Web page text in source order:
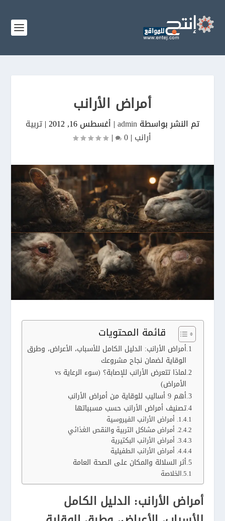
أمراض الأرانب
تم النشر بواسطةadmin
| أغسطس 16, 2012 |تربية
أرانب |
0
|
قائمة المحتويات
أمراض الأرانب: الدليل الكامل للأسباب، الأعراض، وطرق
الوقاية لضمان نجاح مشروعك
لماذا تتعرض الأرانب للإصابة؟ (سوء الرعاية vs
الأمراض)
أهم 9 أساليب للوقاية من أمراض الأرانب
تصنيف أمراض الأرانب حسب مسبباتها
1. أمراض الأرانب الفيروسية
2. أمراض مشاكل التربية والنقص الغذائي
3. أمراض الأرانب البكتيرية
4. أمراض الأرانب الطفيلية
أثر السلالة والمكان على الصحة العامة
الخلاصة
أمراض الأرانب: الدليل الكامل